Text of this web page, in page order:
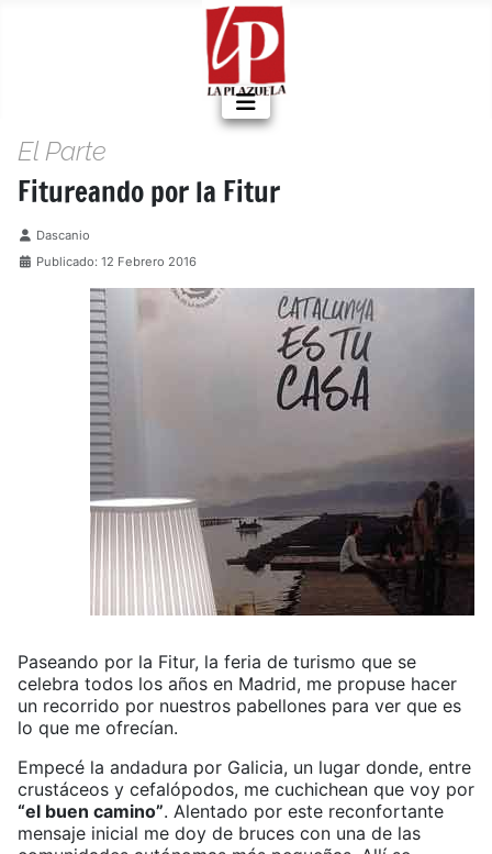
El Parte
Fitureando por la Fitur
Detalles
Dascanio
Publicado: 12 Febrero 2016
Paseando por la Fitur, la feria de turismo que se
celebra todos los años en Madrid, me propuse hacer
un recorrido por nuestros pabellones para ver que es
lo que me ofrecían.
Empecé la andadura por Galicia, un lugar donde, entre
crustáceos y cefalópodos, me cuchichean que voy por
“el buen camino”. Alentado por este reconfortante
mensaje inicial me doy de bruces con una de las